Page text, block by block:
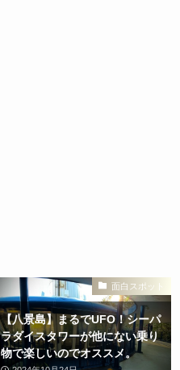
面白スポット
【八景島】まるでUFO！シーパ
ラダイスタワーが他にない乗り
物で楽しいのでオススメ。